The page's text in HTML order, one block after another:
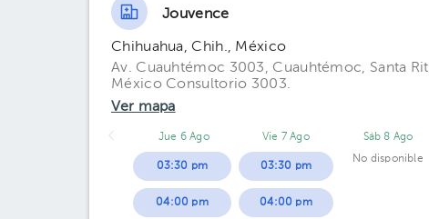
Jouvence
Chihuahua, Chih., México
Av. Cuauhtémoc 3003, Cuauhtémoc, Santa
México Consultorio 3003.
Ver mapa
Jue 6 Ago
03:30 pm
04:00 pm
Vie 7 Ago
03:30 pm
04:00 pm
Sáb 8 Ago
No disponible